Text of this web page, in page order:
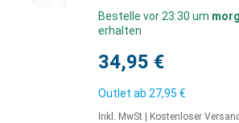
Bestelle vor 23:30 um
erhalten
34,95 €
Outlet ab 27,95 €
Inkl. MwSt Kostenloser Versand